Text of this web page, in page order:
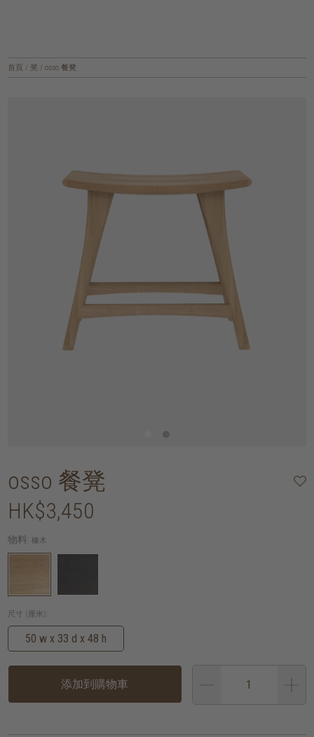
首頁 / 凳 / osso 餐凳
osso 餐凳
HK$3,450
物料: 橡木
尺寸 (厘米):
50 w x 33 d x 48 h
添加到購物車